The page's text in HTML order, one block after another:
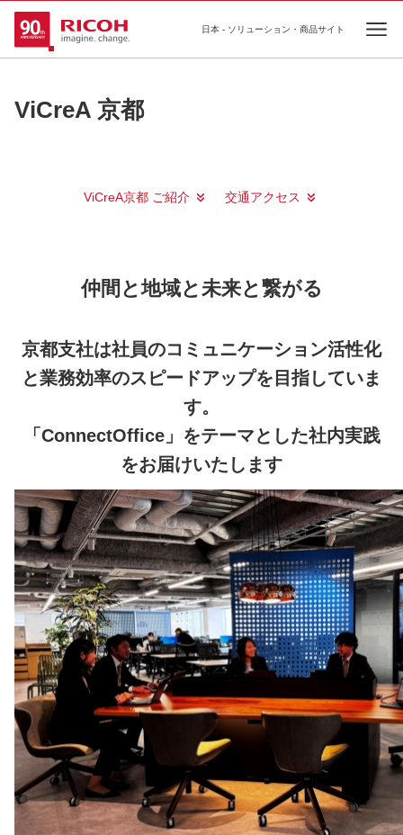
日本 - ソリューション・商品サイト
ViCreA 京都
ViCreA京都 ご紹介 交通アクセス
仲間と地域と未来と繋がる
京都支社は社員のコミュニケーション活性化
と業務効率のスピードアップを目指していま
す。
「ConnectOffice」をテーマとした社内実践
をお届けいたします